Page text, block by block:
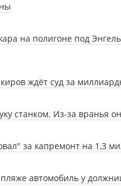
на полигоне под
ждёт суд за
станком. Из-за вранья
за капремонт на 1,3
автомобиль у